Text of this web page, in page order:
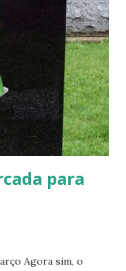
para
Agora sim, o